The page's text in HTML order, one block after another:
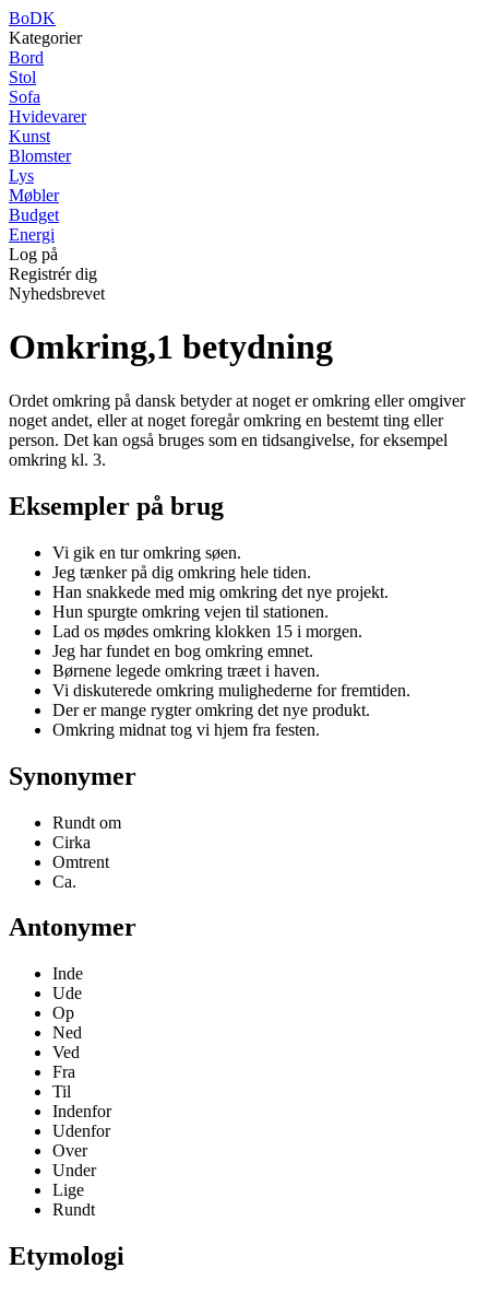
BoDK
Kategorier
Bord
Stol
Sofa
Hvidevarer
Kunst
Blomster
Lys
Møbler
Budget
Energi
Log på
Registrér dig
Nyhedsbrevet
Omkring,1 betydning
Ordet omkring på dansk betyder at noget er omkring eller omgiver
noget andet, eller at noget foregår omkring en bestemt ting eller
person. Det kan også bruges som en tidsangivelse, for eksempel
omkring kl. 3.
Eksempler på brug
Vi gik en tur omkring søen.
Jeg tænker på dig omkring hele tiden.
Han snakkede med mig omkring det nye projekt.
Hun spurgte omkring vejen til stationen.
Lad os mødes omkring klokken 15 i morgen.
Jeg har fundet en bog omkring emnet.
Børnene legede omkring træet i haven.
Vi diskuterede omkring mulighederne for fremtiden.
Der er mange rygter omkring det nye produkt.
Omkring midnat tog vi hjem fra festen.
Synonymer
Rundt om
Cirka
Omtrent
Ca.
Antonymer
Inde
Ude
Op
Ned
Ved
Fra
Til
Indenfor
Udenfor
Over
Under
Lige
Rundt
Etymologi